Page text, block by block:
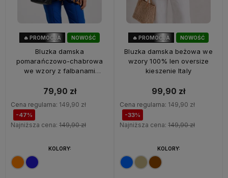
NOWOŚĆ
🔥 PROMOCJA
Bluzka damska
pomarańczowo-chabrowa
we wzory z falbanami
79,90 zł
Cena regularna: 149,90 zł
-47%
Najniższa cena: 149,90 zł
KOLORY:
NOWOŚĆ
OKAZJA
🔥 PROMOCJA
Bluzka damska beżowa we
wzory 100% len oversize
kieszenie Italy
99,90 zł
Cena regularna: 149,90 zł
-33%
Najniższa cena: 149,90 zł
KOLORY: